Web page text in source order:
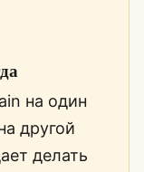
на один
другой
делать